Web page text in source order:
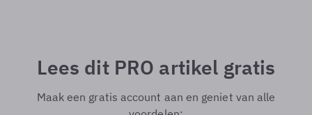
Lees dit PRO artikel gratis
Maak een gratis account aan en geniet van alle